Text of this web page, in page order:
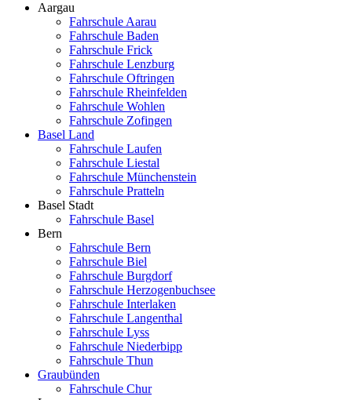
Aargau
Fahrschule Aarau
Fahrschule Baden
Fahrschule Frick
Fahrschule Lenzburg
Fahrschule Oftringen
Fahrschule Rheinfelden
Fahrschule Wohlen
Fahrschule Zofingen
Basel Land
Fahrschule Laufen
Fahrschule Liestal
Fahrschule Münchenstein
Fahrschule Pratteln
Basel Stadt
Fahrschule Basel
Bern
Fahrschule Bern
Fahrschule Biel
Fahrschule Burgdorf
Fahrschule Herzogenbuchsee
Fahrschule Interlaken
Fahrschule Langenthal
Fahrschule Lyss
Fahrschule Niederbipp
Fahrschule Thun
Graubünden
Fahrschule Chur